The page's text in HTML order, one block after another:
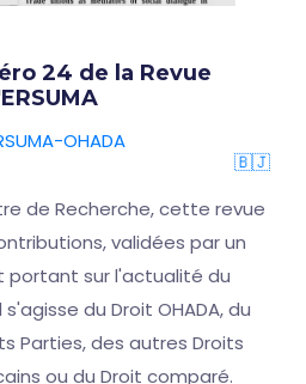
24 de la Revue
OHADA
🇧🇯
de Recherche, cette revue
validées par un
sur l'actualité du
du Droit OHADA, du
Parties, des autres Droits
ou du Droit comparé.